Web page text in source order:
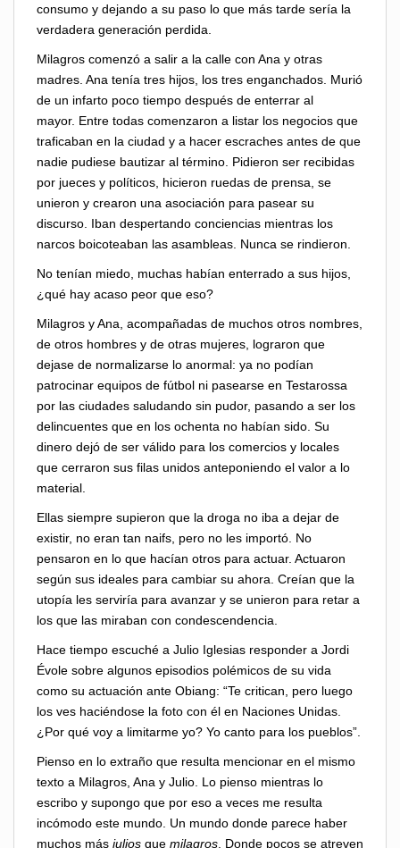
consumo y dejando a su paso lo que más tarde sería la
verdadera generación perdida.
Milagros comenzó a salir a la calle con Ana y otras
madres. Ana tenía tres hijos, los tres enganchados. Murió
de un infarto poco tiempo después de enterrar al
mayor. Entre todas comenzaron a listar los negocios que
traficaban en la ciudad y a hacer escraches antes de que
nadie pudiese bautizar al término. Pidieron ser recibidas
por jueces y políticos, hicieron ruedas de prensa, se
unieron y crearon una asociación para pasear su
discurso. Iban despertando conciencias mientras los
narcos boicoteaban las asambleas. Nunca se rindieron.
No tenían miedo, muchas habían enterrado a sus hijos,
¿qué hay acaso peor que eso?
Milagros y Ana, acompañadas de muchos otros nombres,
de otros hombres y de otras mujeres, lograron que
dejase de normalizarse lo anormal: ya no podían
patrocinar equipos de fútbol ni pasearse en Testarossa
por las ciudades saludando sin pudor, pasando a ser los
delincuentes que en los ochenta no habían sido. Su
dinero dejó de ser válido para los comercios y locales
que cerraron sus filas unidos anteponiendo el valor a lo
material.
Ellas siempre supieron que la droga no iba a dejar de
existir, no eran tan naifs, pero no les importó. No
pensaron en lo que hacían otros para actuar. Actuaron
según sus ideales para cambiar su ahora. Creían que la
utopía les serviría para avanzar y se unieron para retar a
los que las miraban con condescendencia.
Hace tiempo escuché a Julio Iglesias responder a Jordi
Évole sobre algunos episodios polémicos de su vida
como su actuación ante Obiang: “Te critican, pero luego
los ves haciéndose la foto con él en Naciones Unidas.
¿Por qué voy a limitarme yo? Yo canto para los pueblos”.
Pienso en lo extraño que resulta mencionar en el mismo
texto a Milagros, Ana y Julio. Lo pienso mientras lo
escribo y supongo que por eso a veces me resulta
incómodo este mundo. Un mundo donde parece haber
muchos más julios que milagros . Donde pocos se atreven